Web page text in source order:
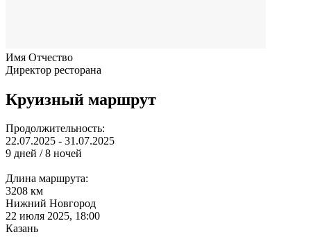
Имя Отчество
Директор ресторана
Круизный маршрут
Продолжительность:
22.07.2025 - 31.07.2025
9 дней / 8 ночей
Длина маршрута:
3208 км
Нижний Новгород
22 июля 2025, 18:00
Казань